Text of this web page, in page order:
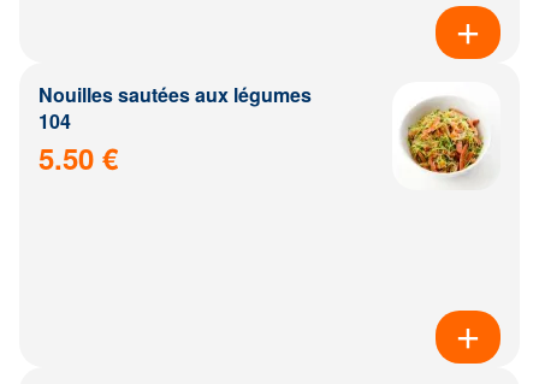
Nouilles sautées aux légumes
104
5.50 €